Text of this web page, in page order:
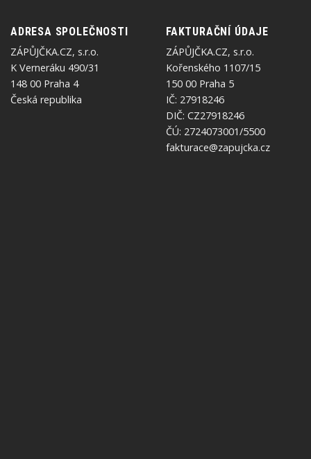
ADRESA SPOLEČNOSTI
ZÁPŮJČKA.CZ, s.r.o.
K Verneráku 490/31
148 00 Praha 4
Česká republika
FAKTURAČNÍ ÚDAJE
ZÁPŮJČKA.CZ, s.r.o.
Kořenského 1107/15
150 00 Praha 5
IČ: 27918246
DIČ: CZ27918246
ČÚ: 2724073001/5500
fakturace@zapujcka.cz